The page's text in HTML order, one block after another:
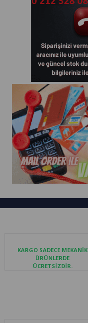
KARGO SADECE MEKANİK
ÜRÜNLERDE
ÜCRETSİZDİR.